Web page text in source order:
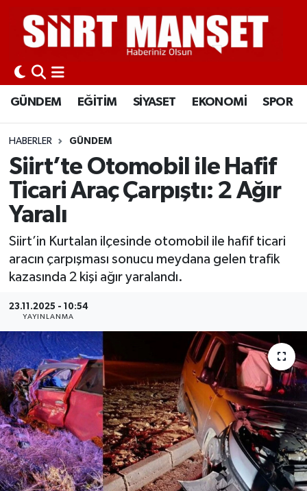
GÜNDEM EĞİTİM SİYASET EKONOMİ SPOR
HABERLER GÜNDEM
Siirt’te Otomobil ile Hafif
Ticari Araç Çarpıştı: 2 Ağır
Yaralı
Siirt’in Kurtalan ilçesinde otomobil ile hafif ticari
aracın çarpışması sonucu meydana gelen trafik
kazasında 2 kişi ağır yaralandı.
23.11.2025 - 10:54
YAYINLANMA
GÜNDEM
EĞİTİM
SİYASET
EKONOMİ
SPOR
KÜLTÜR-SANAT
Siirt Nöbetçi Eczaneler
Siirt Hava Durumu
Siirt Namaz Vakitleri
Siirt Trafik Yoğunluk Haritası
Süper Lig Puan Durumu ve Fikstür
Son Dakika Haberleri